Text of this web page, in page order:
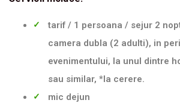
BREAK
tarif / 1 persoana / sejur 2
camera dubla (2 adulti), in
evenimentului, la unul dintre
sau similar, *la cerere.
mic dejun